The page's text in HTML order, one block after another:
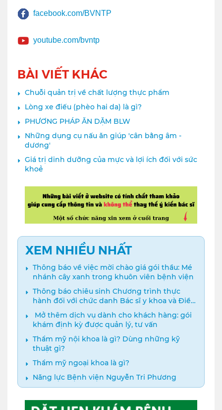
facebook.com/BVNTP
youtube.com/bvntp
BÀI VIẾT KHÁC
Chuỗi quản trị về chất lượng thực phẩm
Lòng xe điếu (phèo hai da) là gì?
PHƯƠNG PHÁP ĂN DẶM BLW
Những dụng cụ nấu ăn giúp 'cân bằng âm -
dương'
Giá trị dinh dưỡng của mực và lợi ích đối với sức
khoẻ
XEM NHIỀU NHẤT
Thông báo về việc mời chào giá gói thầu: Mé
nhánh cây xanh trong khuôn viên bệnh viện
Thông báo chiêu sinh Chương trình thực
hành đối với chức danh Bác sĩ y khoa và Điều
dưỡng năm 2024
️ Mở thêm dịch vụ dành cho khách hàng: gói
khám định kỳ được quản lý, tư vấn
Thẩm mỹ nội khoa là gì? Dùng những kỹ
thuật gì?
Thẩm mỹ ngoại khoa là gì?
Năng lực Bệnh viện Nguyễn Tri Phương